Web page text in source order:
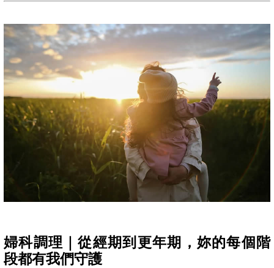
婦科調理｜從經期到更年期，妳的每個階
段都有我們守護